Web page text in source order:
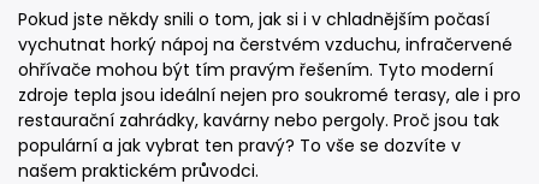
Pokud jste někdy snili o tom, jak si i v chladnějším počasí
vychutnat horký nápoj na čerstvém vzduchu, infračervené
ohřívače mohou být tím pravým řešením. Tyto moderní
zdroje tepla jsou ideální nejen pro soukromé terasy, ale i pro
restaurační zahrádky, kavárny nebo pergoly. Proč jsou tak
populární a jak vybrat ten pravý? To vše se dozvíte v
našem praktickém průvodci.